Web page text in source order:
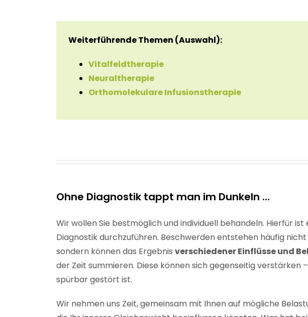
Weiterführende Themen (Auswahl):
Vitalfeldtherapie
Neuraltherapie
Orthomolekulare Infusionstherapie
Ohne Diagnostik tappt man im Dunkeln …
Wir wollen Sie bestmöglich undindividuell behandeln. Hierfür ist
Diagnostikdurchzuführen. Beschwerden entstehen häufig
sondern können das Ergebnis verschiedener Einflüsse und
der Zeit summieren. Diese können sich gegenseitig verstärken
spürbar gestört ist.
Wir nehmen uns Zeit, gemeinsam mit Ihnen auf mögliche